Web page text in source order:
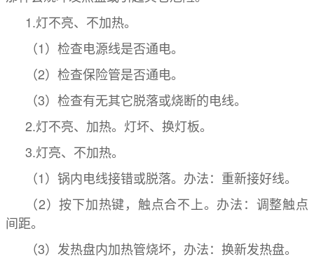
1.灯不亮、不加热。
（1）检查电源线是否通电。
（2）检查保险管是否通电。
（3）检查有无其它脱落或烧断的电线。
2.灯不亮、加热。灯坏、换灯板。
3.灯亮、不加热。
（1）锅内电线接错或脱落。办法：重新接好线。
（2）按下加热键，触点合不上。办法：调整触点
间距。
（3）发热盘内加热管烧坏，办法：换新发热盘。